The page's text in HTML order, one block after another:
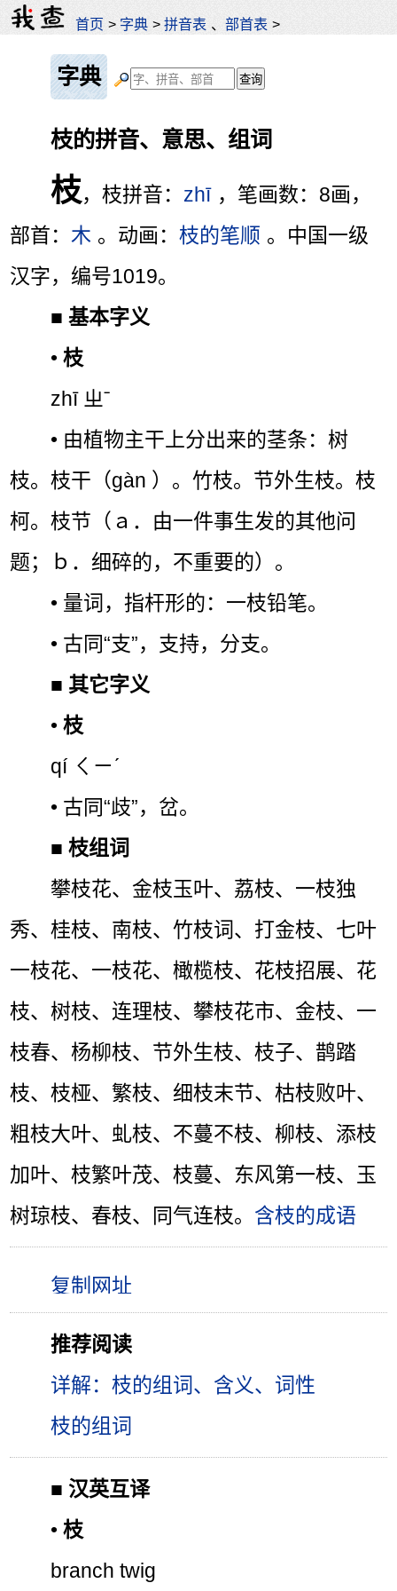
首页 > 字典 >拼音表 、部首表 >
字典
枝的拼音、意思、组词
枝，枝拼音： zhī ，笔画数：8画，
部首：木 。动画：枝的笔顺 。中国一级
汉字，编号1019。
■基本字义
•枝
zhī ㄓˉ
• 由植物主干上分出来的茎条：树
枝。枝干（gàn ）。竹枝。节外生枝。枝
柯。枝节（ａ．由一件事生发的其他问
题；ｂ．细碎的，不重要的）。
• 量词，指杆形的：一枝铅笔。
• 古同“支”，支持，分支。
■ 其它字义
•枝
qí ㄑㄧˊ
• 古同“歧”，岔。
■枝组词
攀枝花、金枝玉叶、荔枝、一枝独
秀、桂枝、南枝、竹枝词、打金枝、七叶
一枝花、一枝花、橄榄枝、花枝招展、花
枝、树枝、连理枝、攀枝花市、金枝、一
枝春、杨柳枝、节外生枝、枝子、鹊踏
枝、枝桠、繁枝、细枝末节、枯枝败叶、
粗枝大叶、虬枝、不蔓不枝、柳枝、添枝
加叶、枝繁叶茂、枝蔓、东风第一枝、玉
树琼枝、春枝、同气连枝。 含枝的成语
推荐阅读
详解：枝的组词、含义、词性
枝的组词
■ 汉英互译
•枝
branch twig